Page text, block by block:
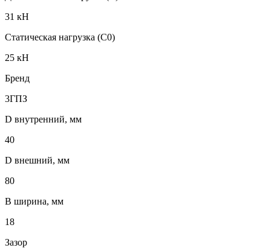
31 кН
Статическая нагрузка (C0)
25 кН
Бренд
3ГПЗ
D внутренний, мм
40
D внешний, мм
80
B ширина, мм
18
Зазор